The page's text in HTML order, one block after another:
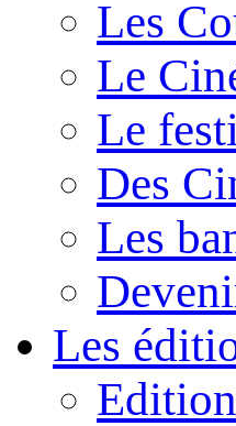
Les
Le
Le
Des
Les
Les